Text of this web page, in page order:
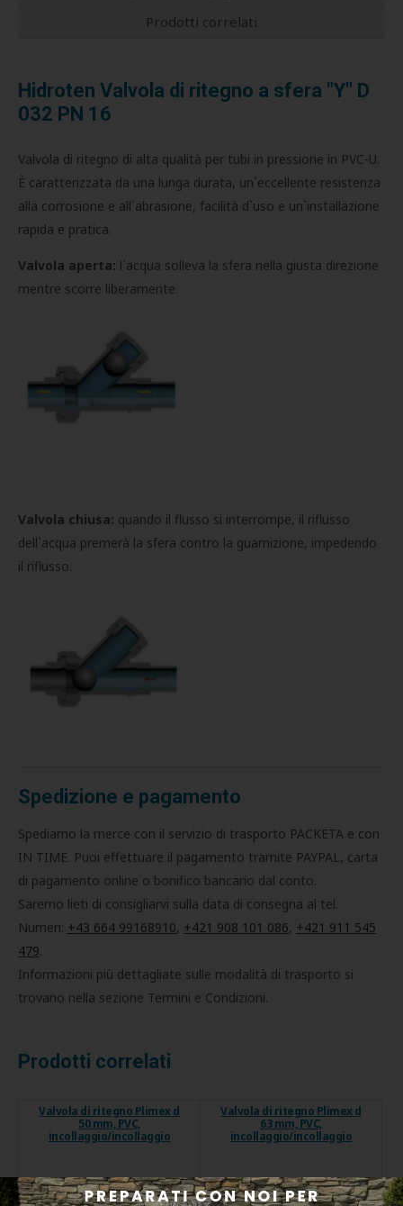
Prodotti correlati
Hidroten Valvola di ritegno a sfera "Y" D
032 PN 16
Valvola di ritegno di alta qualità per tubi in pressione in PVC-U.
È caratterizzata da una lunga durata, un`eccellente resistenza
alla corrosione e all`abrasione, facilità d`uso e un`installazione
rapida e pratica.
Valvola aperta: l`acqua solleva la sfera nella giusta direzione
mentre scorre liberamente.
Valvola chiusa: quando il flusso si interrompe, il riflusso
dell`acqua premerà la sfera contro la guarnizione, impedendo
il riflusso.
Spedizione e pagamento
Spediamo la merce con il servizio di trasporto PACKETA e con
IN TIME. Puoi effettuare il pagamento tramite PAYPAL, carta
di pagamento online o bonifico bancario dal conto.
Saremo lieti di consigliarvi sulla data di consegna al tel.
Numeri: +43 664 99168910, +421 908 101 086, +421 911 545
479.
Informazioni più dettagliate sulle modalità di trasporto si
trovano nella sezione Termini e Condizioni.
Prodotti correlati
Valvola di ritegno Plimex d
50 mm, PVC,
incollaggio/incollaggio
Valvola di ritegno Plimex d
63 mm, PVC,
incollaggio/incollaggio